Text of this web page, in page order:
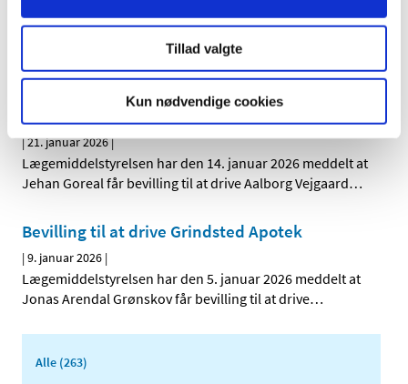
Tillad valgte
Kun nødvendige cookies
|26. januar 2026|
Lægemiddelstyrelsen har den 23. januar 2026 meddelt, at
Therese Buch Bærtelsen får bevilling til at drive…
Bevilling til at drive Aalborg Vejgaard Apotek
|21. januar 2026|
Lægemiddelstyrelsen har den 14. januar 2026 meddelt at
Jehan Goreal får bevilling til at drive Aalborg Vejgaard…
Bevilling til at drive Grindsted Apotek
|9. januar 2026 |
Lægemiddelstyrelsen har den 5. januar 2026 meddelt at
Jonas Arendal Grønskov får bevilling til at drive…
Alle (263)